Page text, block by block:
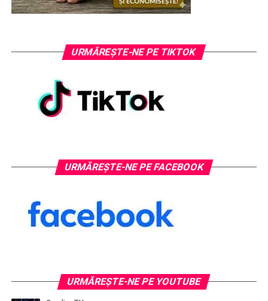
URMĂREȘTE-NE PE TIKTOK
URMĂREȘTE-NE PE FACEBOOK
URMĂREŞTE-NE PE YOUTUBE